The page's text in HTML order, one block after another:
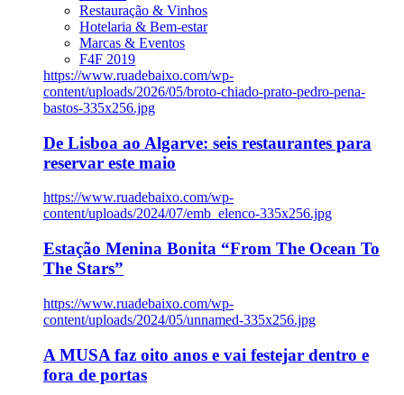
Restauração & Vinhos
Hotelaria & Bem-estar
Marcas & Eventos
F4F 2019
https://www.ruadebaixo.com/wp-
content/uploads/2026/05/broto-chiado-prato-pedro-pena-
bastos-335x256.jpg
De Lisboa ao Algarve: seis restaurantes para
reservar este maio
https://www.ruadebaixo.com/wp-
content/uploads/2024/07/emb_elenco-335x256.jpg
Estação Menina Bonita “From The Ocean To
The Stars”
https://www.ruadebaixo.com/wp-
content/uploads/2024/05/unnamed-335x256.jpg
A MUSA faz oito anos e vai festejar dentro e
fora de portas